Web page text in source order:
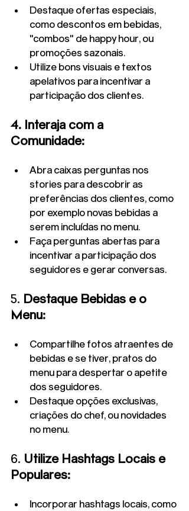
Destaque ofertas especiais,
como descontos em bebidas,
"combos" de happy hour, ou
promoções sazonais.
Utilize bons visuais e textos
apelativos para incentivar a
participação dos clientes.
4. Interaja com a
Comunidade:
Abra caixas perguntas nos
stories para descobrir as
preferências dos clientes, como
por exemplo novas bebidas a
serem incluídas no menu.
Faça perguntas abertas para
incentivar a participação dos
seguidores e gerar conversas.
5. Destaque Bebidas e o
Menu:
Compartilhe fotos atraentes de
bebidas e se tiver, pratos do
menu para despertar o apetite
dos seguidores.
Destaque opções exclusivas,
criações do chef, ou novidades
no menu.
6. Utilize Hashtags Locais e
Populares:
Incorporar hashtags locais, como